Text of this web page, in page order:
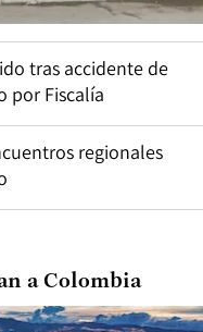
tras accidente de
por Fiscalía
regionales
a Colombia